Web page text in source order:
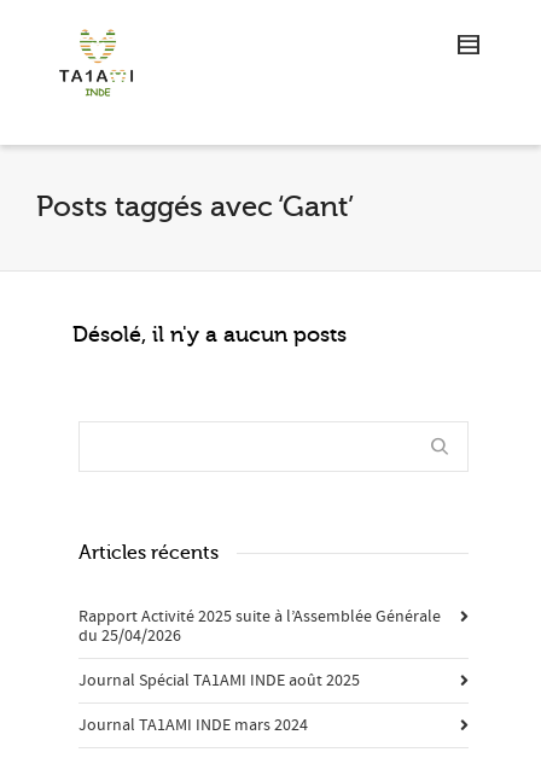
Posts taggés avec ‘Gant’
Désolé, il n'y a aucun posts
Articles récents
Rapport Activité 2025 suite à l’Assemblée Générale
du 25/04/2026
Journal Spécial TA1AMI INDE août 2025
Journal TA1AMI INDE mars 2024